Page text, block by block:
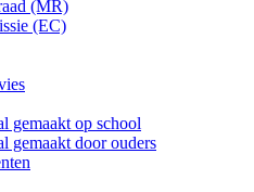
(MR)
(EC)
gemaakt op school
gemaakt door ouders